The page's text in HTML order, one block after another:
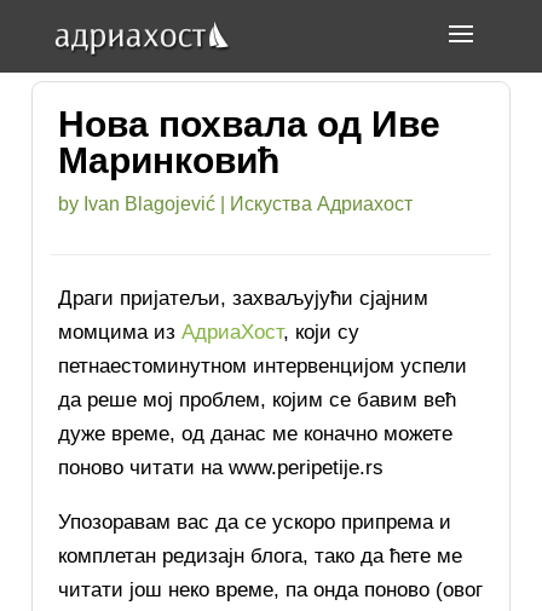
Нова похвала од Иве
Маринковић
by Ivan Blagojević Искуства Адриахост
Драги пријатељи, захваљујући сјајним
момцима изАдриаХост, који су
петнаестоминутном интервенцијом успели
да реше мој проблем, којим се бавим већ
дуже време, од данас ме коначно можете
поново читати на www.peripetije.rs
Упозоравам вас да се ускоро припрема и
комплетан редизајн блога, тако да ћете ме
читати још неко време, па онда поново (овог